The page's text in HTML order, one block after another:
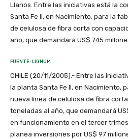
Llanos. Entre las iniciativas está la
Santa Fe II, en Nacimiento, para la
de celulosa de fibra corta con
año, que demandará US$ 745
FUENTE: LIGNUM
CHILE (20/11/2005).- Entre las
la planta Santa Fe II, en Nacimiento,
nueva línea de celulosa de fibra
toneladas al año, que demandará
en funcionamiento en el tercer
planea inversiones por US$ 97